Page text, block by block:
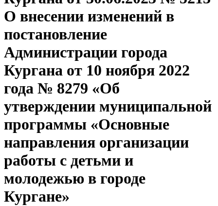
О внесении изменений в
постановление
Администрации города
Кургана от 10 ноября 2022
года № 8279 «Об
утверждении муниципальной
программы «Основные
направления организации
работы с детьми и
молодежью в городе
Кургане»